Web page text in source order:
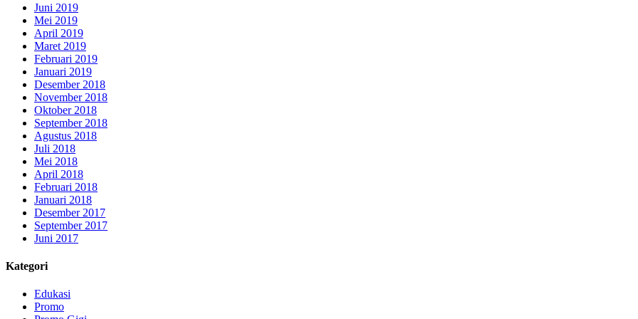
Juni 2019
Mei 2019
April 2019
Maret 2019
Februari 2019
Januari 2019
Desember 2018
November 2018
Oktober 2018
September 2018
Agustus 2018
Juli 2018
Mei 2018
April 2018
Februari 2018
Januari 2018
Desember 2017
September 2017
Juni 2017
Kategori
Edukasi
Promo